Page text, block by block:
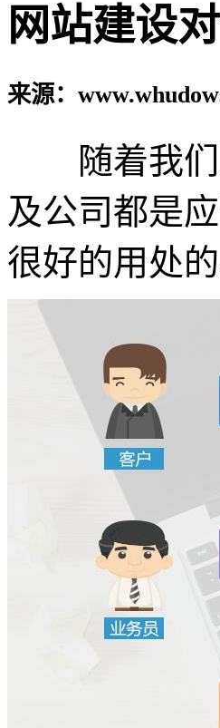
网站建设
来源：
随着我们
及公司都是
很好的用处的